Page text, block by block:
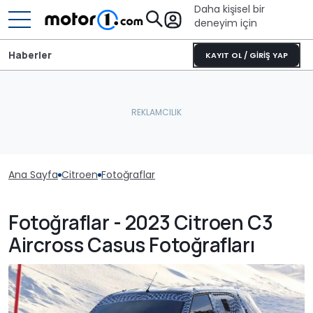
Daha kişisel bir
deneyim için
KAYIT OL / GİRİŞ YAP
Haberler
Ana Sayfa Citroen Fotoğraflar
Fotoğraflar - 2023 Citroen C3
Aircross Casus Fotoğrafları